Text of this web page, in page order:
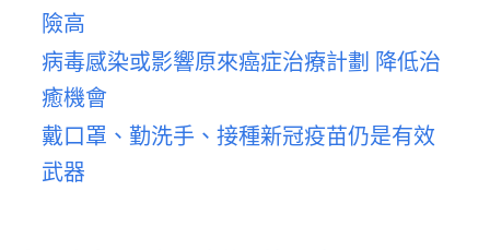
險高
病毒感染或影響原來癌症治療計劃 降低治
癒機會
戴口罩、勤洗手、接種新冠疫苗仍是有效
武器